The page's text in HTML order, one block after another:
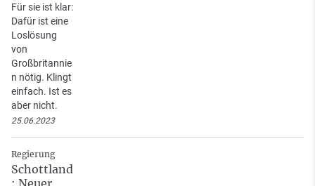
Für sie ist klar:
Dafür ist eine
Loslösung
von
Großbritannie
n nötig. Klingt
einfach. Ist es
aber nicht.
25.06.2023
Regierung
Schottland
: Neuer